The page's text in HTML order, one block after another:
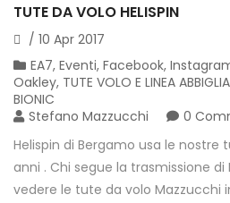
TUTE DA VOLO HELISPIN
/ 10 Apr 2017
EA7, Eventi, Facebook,
Oakley, TUTE VOLO E LINEA
BIONIC
Stefano Mazzucchi
0
Helispin di Bergamo usa le nostre
anni . Chi segue la trasmissione di
vedere le tute da volo Mazzucchi